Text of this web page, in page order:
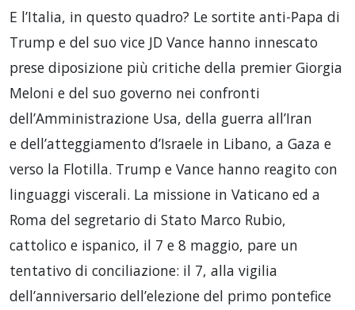
E l’Italia, in questo quadro? Le sortite anti-Papa di
Trump e del suo vice JD Vance hanno innescato
prese diposizione più critiche della premier Giorgia
Meloni e del suo governo nei confronti
dell’Amministrazione Usa, della guerra all’Iran
e dell’atteggiamento d’Israele in Libano, a Gaza e
verso la Flotilla. Trump e Vance hanno reagito con
linguaggi viscerali. La missione in Vaticano ed a
Roma del segretario di Stato Marco Rubio,
cattolico e ispanico, il 7 e 8 maggio, pare un
tentativo di conciliazione: il 7, alla vigilia
dell’anniversario dell’elezione del primo pontefice